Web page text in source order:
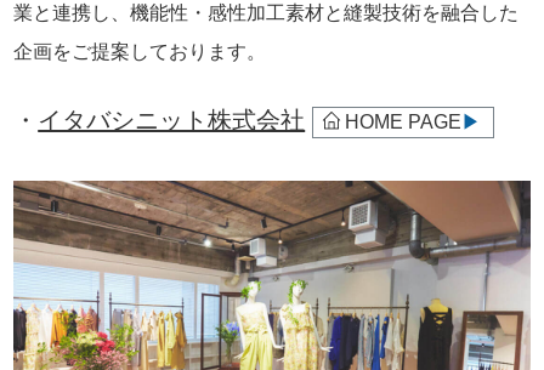
業と連携し、機能性・感性加工素材と縫製技術を融合した
企画をご提案しております。
・ イタバシニット株式会社 HOME PAGE ▶